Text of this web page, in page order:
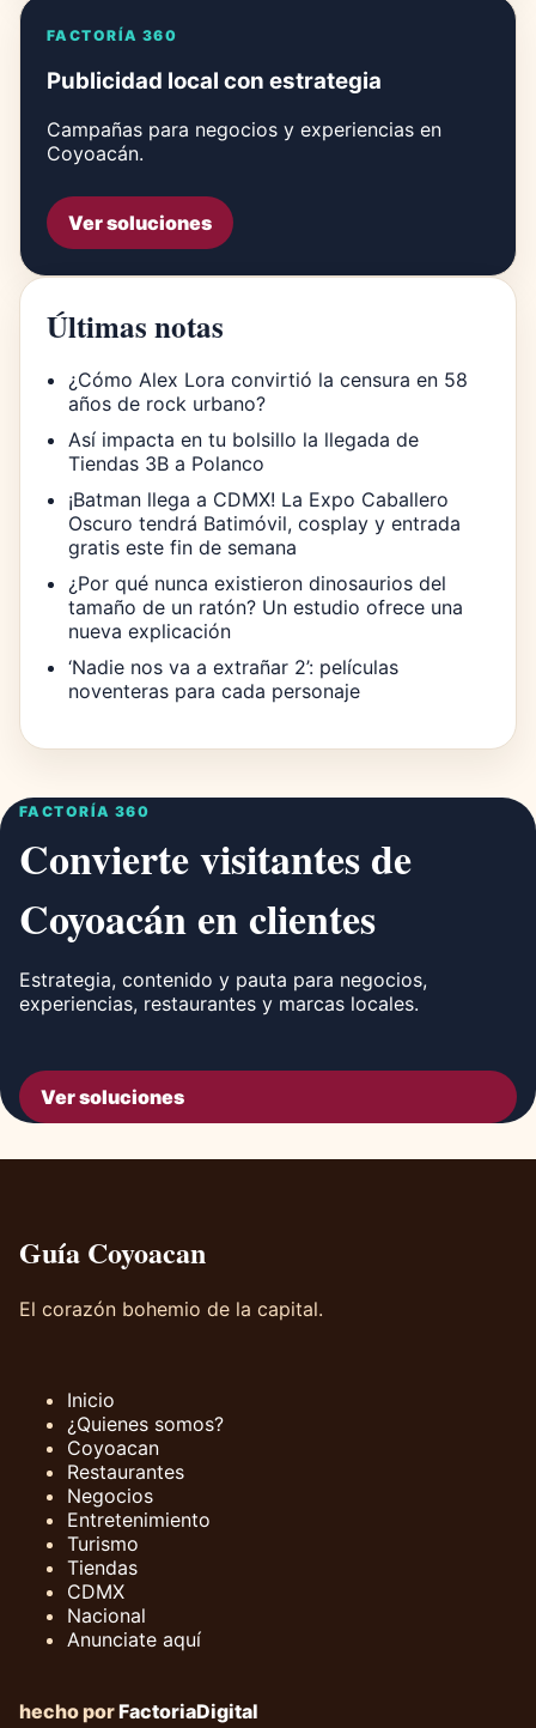
FACTORÍA 360
Publicidad local con estrategia
Campañas para negocios y experiencias en
Coyoacán.
Ver soluciones
Últimas notas
¿Cómo Alex Lora convirtió la censura en 58
años de rock urbano?
Así impacta en tu bolsillo la llegada de
Tiendas 3B a Polanco
¡Batman llega a CDMX! La Expo Caballero
Oscuro tendrá Batimóvil, cosplay y entrada
gratis este fin de semana
¿Por qué nunca existieron dinosaurios del
tamaño de un ratón? Un estudio ofrece una
nueva explicación
‘Nadie nos va a extrañar 2’: películas
noventeras para cada personaje
FACTORÍA 360
Convierte visitantes de
Coyoacán en clientes
Estrategia, contenido y pauta para negocios,
experiencias, restaurantes y marcas locales.
Ver soluciones
Guía Coyoacan
El corazón bohemio de la capital.
Inicio
¿Quienes somos?
Coyoacan
Restaurantes
Negocios
Entretenimiento
Turismo
Tiendas
CDMX
Nacional
Anunciate aquí
hecho porFactoriaDigital